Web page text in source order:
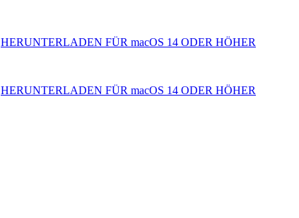
HERUNTERLADEN FÜR macOS 14 ODER HÖHER
HERUNTERLADEN FÜR macOS 14 ODER HÖHER